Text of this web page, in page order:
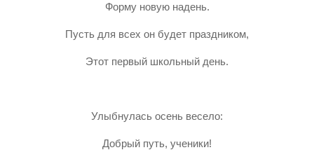
Форму новую надень.
Пусть для всех он будет праздником,
Этот первый школьный день.
Улыбнулась осень весело:
Добрый путь, ученики!